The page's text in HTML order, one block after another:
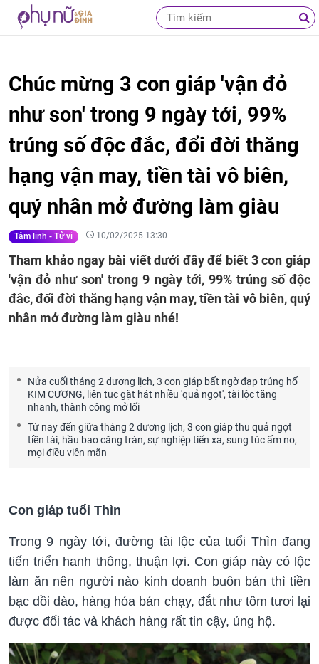
Chúc mừng 3 con giáp 'vận đỏ
như son' trong 9 ngày tới, 99%
trúng số độc đắc, đổi đời thăng
hạng vận may, tiền tài vô biên,
quý nhân mở đường làm giàu
Tâm linh - Tử vi 10/02/2025 13:30
Tham khảo ngay bài viết dưới đây để biết 3 con giáp
'vận đỏ như son' trong 9 ngày tới, 99% trúng số độc
đắc, đổi đời thăng hạng vận may, tiền tài vô biên, quý
nhân mở đường làm giàu nhé!
Nửa cuối tháng 2 dương lịch, 3 con giáp bất ngờ đạp trúng hố
KIM CƯƠNG, liên tục gặt hát nhiều 'quả ngọt', tài lộc tăng
nhanh, thành công mở lối
Từ nay đến giữa tháng 2 dương lịch, 3 con giáp thu quả ngọt
tiền tài, hầu bao căng tràn, sự nghiệp tiến xa, sung túc ấm no,
mọi điều viên mãn
Con giáp tuổi Thìn
Trong 9 ngày tới, đường tài lộc của tuổi Thìn đang
tiến triển hanh thông, thuận lợi. Con giáp này có lộc
làm ăn nên người nào kinh doanh buôn bán thì tiền
bạc dồi dào, hàng hóa bán chạy, đắt như tôm tươi lại
được đối tác và khách hàng rất tin cậy, ủng hộ.